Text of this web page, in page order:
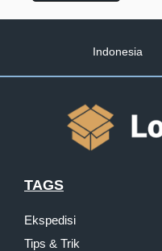
Indonesia
TAGS
Ekspedisi
Tips & Trik